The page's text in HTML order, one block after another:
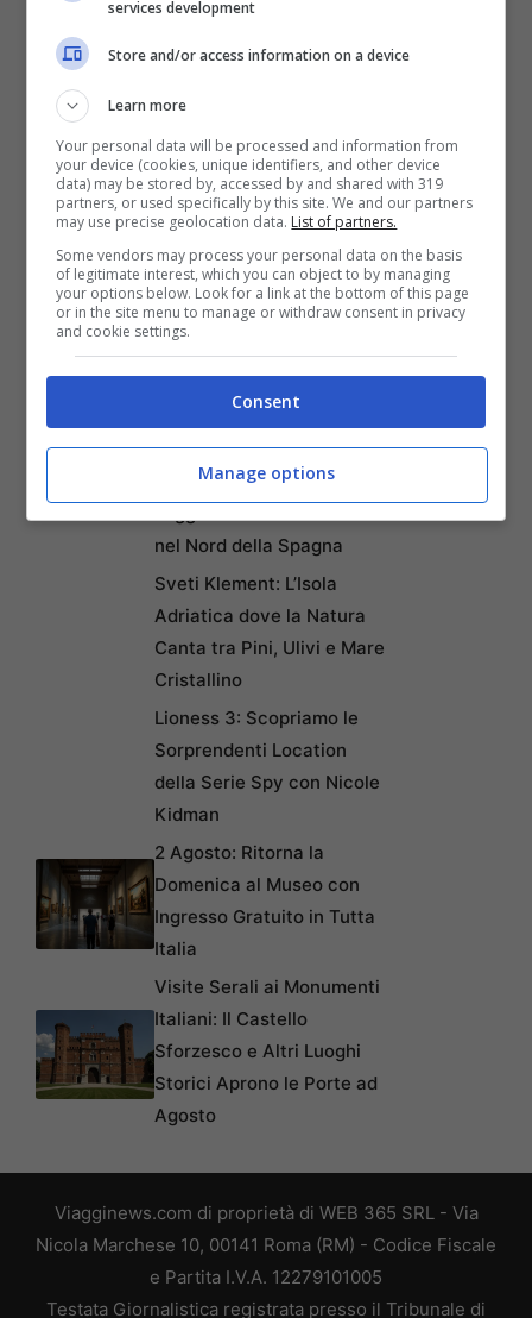
cui sono registrate numerose vittime.
Stessa situazione anche a Biserta, a
Nabeul, ad Hammamet e ad Sfax.
Articoli recentiNapoli tra le Top 10 Città
Mondiali per il Workcation
2026: Cultura, Cibo e
Trasporti Efficiente la
Rendono la Favorita
Puentedey: Il Borgo di
Pietra Sospeso sul
nel Nord della Spagna
Sveti Klement: L’Isola
Adriatica dove la Natura
Canta tra Pini, Ulivi e Mare
Cristallino
Lioness 3: Scopriamo le
Sorprendenti Location
della Serie Spy con Nicole
Kidman
2 Agosto: Ritorna la
Domenica al Museo con
Ingresso Gratuito in Tutta
Italia
Visite Serali ai Monumenti
Italiani: Il Castello
Sforzesco e Altri Luoghi
Storici Aprono le Porte ad
Agosto
Viagginews.com di proprietà di WEB 365 SRL - Via
Nicola Marchese 10, 00141 Roma (RM) - Codice Fiscale
e Partita I.V.A. 12279101005
Testata Giornalistica registrata presso il Tribunale di
services development
Store and/or access information on a device
Learn more
Your personal data will be processed and information from
your device (cookies, unique identifiers, and other device
data) may be stored by, accessed by and shared with 319
partners, or used specifically by this site. We and our partners
may use precise geolocation data. List of partners.
Some vendors may process your personal data on the basis
of legitimate interest, which you can object to by managing
your options below. Look for a link at the bottom of this page
or in the site menu to manage or withdraw consent in privacy
and cookie settings.
Consent
Manage options